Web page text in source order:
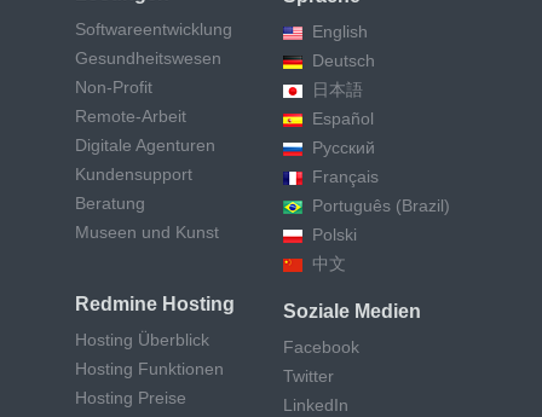
Softwareentwicklung
Gesundheitswesen
Non-Profit
Remote-Arbeit
Digitale Agenturen
Kundensupport
Beratung
Museen und Kunst
Redmine Hosting
Hosting Überblick
Hosting Funktionen
Hosting Preise
English
Deutsch
日本語
Español
Русский
Français
Português (Brazil)
Polski
中文
Soziale Medien
Facebook
Twitter
LinkedIn